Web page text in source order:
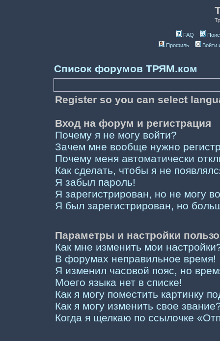
FAQ
Профиль
Войти
Список форумов ТРЯМ.ком
Register so you can select
Вход на форум и регистрация
Почему я не могу войти?
Зачем мне вообще нужно
Почему меня автоматически
Как сделать, чтобы я не
Я забыл пароль!
Я зарегистрирован, но не могу
Я был зарегистрирован, но
Параметры и настройки
Как мне изменить мои
В форумах неправильное время!
Я изменил часовой пояс, но
Моего языка нет в списке!
Как я могу поместить картинку
Как я могу изменить свое
Когда я щелкаю по ссылочке